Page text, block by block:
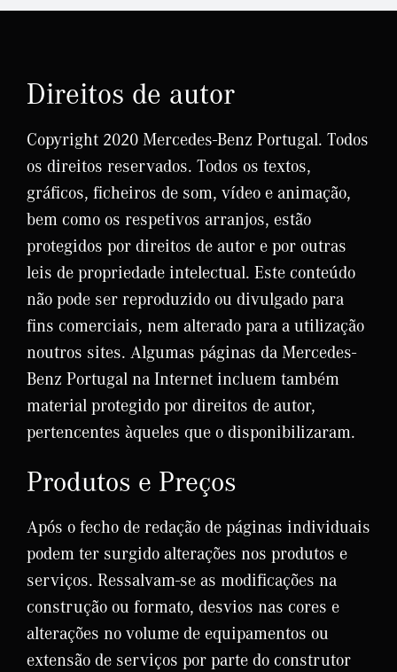
Direitos de autor
Copyright 2020 Mercedes-Benz Portugal. Todos
os direitos reservados. Todos os textos,
gráficos, ficheiros de som, vídeo e animação,
bem como os respetivos arranjos, estão
protegidos por direitos de autor e por outras
leis de propriedade intelectual. Este conteúdo
não pode ser reproduzido ou divulgado para
fins comerciais, nem alterado para a utilização
noutros sites. Algumas páginas da Mercedes-
Benz Portugal na Internet incluem também
material protegido por direitos de autor,
pertencentes àqueles que o disponibilizaram.
Produtos e Preços
Após o fecho de redação de páginas individuais
podem ter surgido alterações nos produtos e
serviços. Ressalvam-se as modificações na
construção ou formato, desvios nas cores e
alterações no volume de equipamentos ou
extensão de serviços por parte do construtor